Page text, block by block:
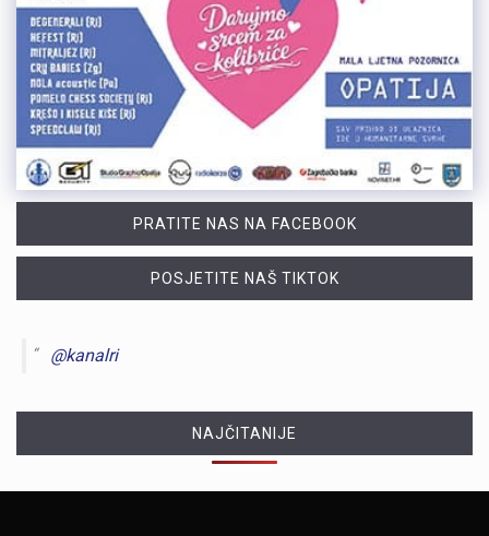
PRATITE NAS NA FACEBOOK
POSJETITE NAŠ TIKTOK
@kanalri
NAJČITANIJE